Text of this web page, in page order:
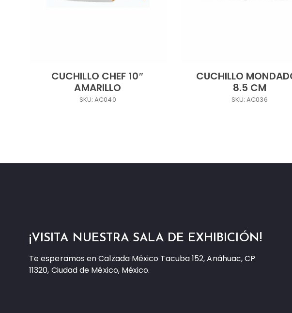
CUCHILLO CHEF 10″
AMARILLO
SKU: AC040
CUCHILLO
8.5 CM
SKU: AC036
¡VISITA NUESTRA SALA DE EXHIBICIÓN!
Te esperamos en Calzada México Tacuba 152, Anáhuac, CP
11320, Ciudad de México, México.